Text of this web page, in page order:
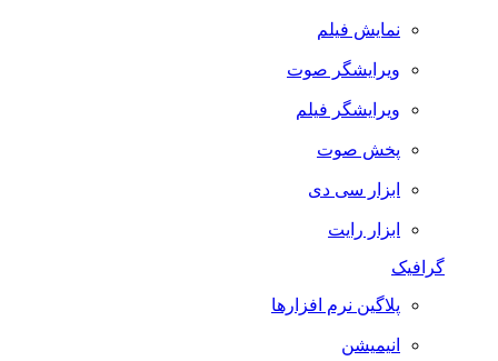
نمایش فیلم
ویرایشگر صوت
ویرایشگر فیلم
پخش صوت
ابزار سی دی
ابزار رایت
گرافیک
پلاگین نرم افزارها
انیمیشن